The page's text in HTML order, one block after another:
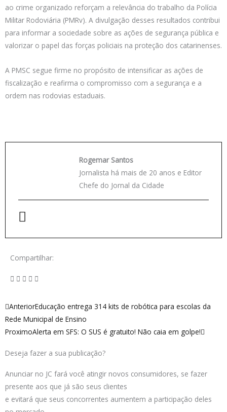
ao crime organizado reforçam a relevância do trabalho da Polícia
Militar Rodoviária (PMRv). A divulgação desses resultados contribui
para informar a sociedade sobre as ações de segurança pública e
valorizar o papel das forças policiais na proteção dos catarinenses.
A PMSC segue firme no propósito de intensificar as ações de
fiscalização e reafirma o compromisso com a segurança e a
ordem nas rodovias estaduais.
Rogemar Santos
Jornalista há mais de 20 anos e Editor
Chefe do Jornal da Cidade
Compartilhar:
Anterior
AnteriorEducação entrega 314 kits de robótica para escolas da
Rede Municipal de Ensino
ProximoAlerta em SFS: O SUS é gratuito! Não caia em golpe!
Deseja fazer a sua publicação?
Anunciar no JC fará você atingir novos consumidores, se fazer
presente aos que já são seus clientes
e evitará que seus concorrentes aumentem a participação deles